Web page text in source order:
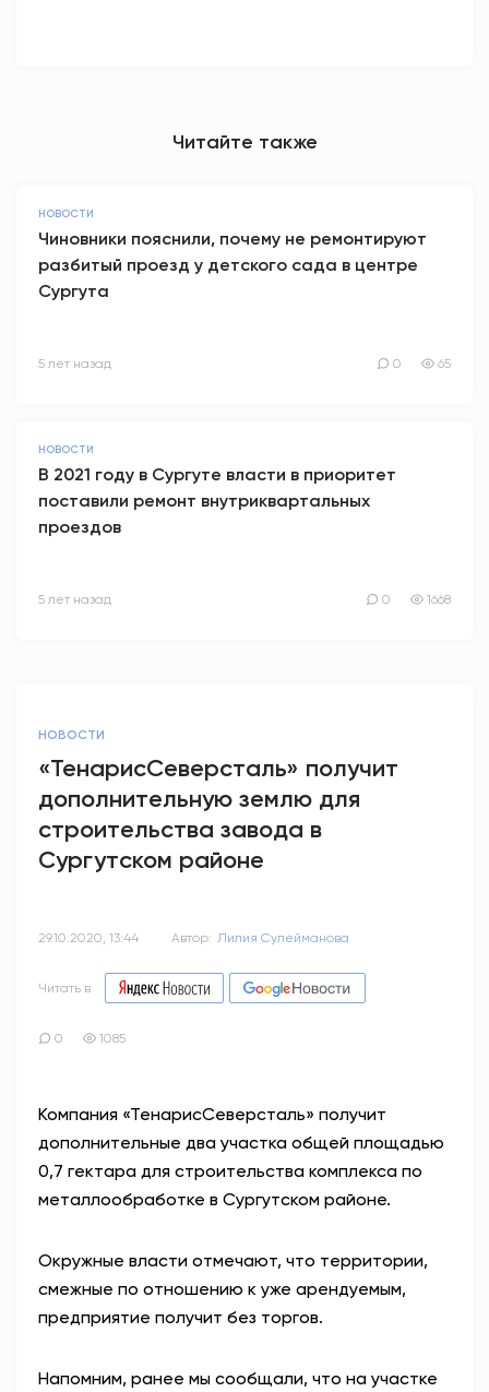
Читайте также
НОВОСТИ
Чиновники пояснили, почему не ремонтируют
разбитый проезд у детского сада в центре
Сургута
5 лет назад 0 65
НОВОСТИ
В 2021 году в Сургуте власти в приоритет
поставили ремонт внутриквартальных
проездов
5 лет назад 0 1668
НОВОСТИ
«ТенарисСеверсталь» получит
дополнительную землю для
строительства завода в
Сургутском районе
29.10.2020, 13:44 Автор: Лилия Сулейманова
Читать в
0 1085
Компания «ТенарисСеверсталь» получит
дополнительные два участка общей площадью
0,7 гектара для строительства комплекса по
металлообработке в Сургутском районе.
Окружные власти отмечают, что территории,
смежные по отношению к уже арендуемым,
предприятие получит без торгов.
Напомним, ранее мы сообщали, что на участке